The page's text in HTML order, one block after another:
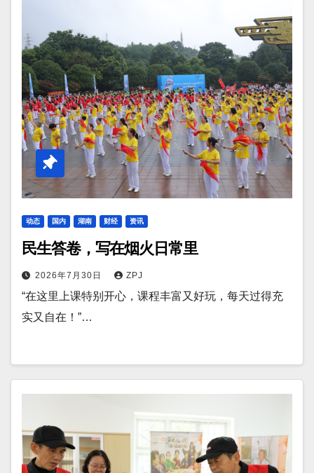
动态 国内 湖南 财经 资讯
民生答卷，写在烟火日常里
2026年7月30日 ZPJ
“在这里上课特别开心，课程丰富又好玩，每天过得充
实又自在！”…